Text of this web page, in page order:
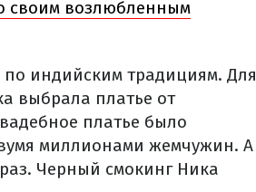
своим возлюбленным
индийским традициям. Для
выбрала платье от
платье было
миллионами жемчужин. А
Черный смокинг Ника